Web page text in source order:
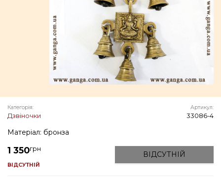
Категорія:
Дзвіночки
Артикул:
33086-4
Матеріал: бронза
1 350грн
ВІДСУТНІЙ
ВІДСУТНІЙ